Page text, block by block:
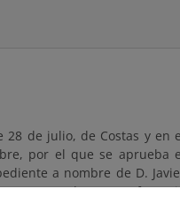
28 de julio, de Costas y en
por el que se aprueba
a nombre de D.
smartlagoon,